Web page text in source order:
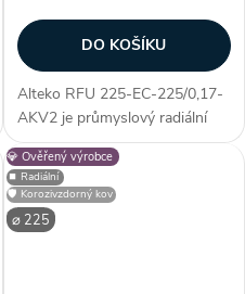
DO KOŠÍKU
Alteko RFU 225-EC-225/0,17-
AKV2 je průmyslový radiální
ventilátor s přímým pohonem
EC, určený pro profesionální
využití. Vyniká především
unikátností konstrukce - díky...
💎 Ověřený výrobce
⏹️ Radiální
🛡️ Korozivzdorný kov
⌀ 225